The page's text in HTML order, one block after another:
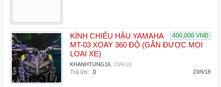
400,000 VNĐ
KÍNH CHIẾU HẬU YAMAHA
MT-03 XOAY 360 ĐỘ (GẮN ĐƯỢC MỌI
LOẠI XE)
KHANHTUNG16 23/6/18
Trả lời: 0 23/6/18